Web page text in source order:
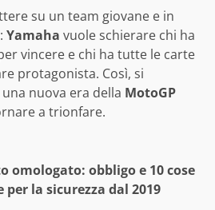
su un team giovane e in
Yamaha vuole schierare chi ha
vincere e chi ha tutte le carte
protagonista. Così, si
nuova era della MotoGP
a trionfare.
omologato: obbligo e 10 cose
per la sicurezza dal 2019